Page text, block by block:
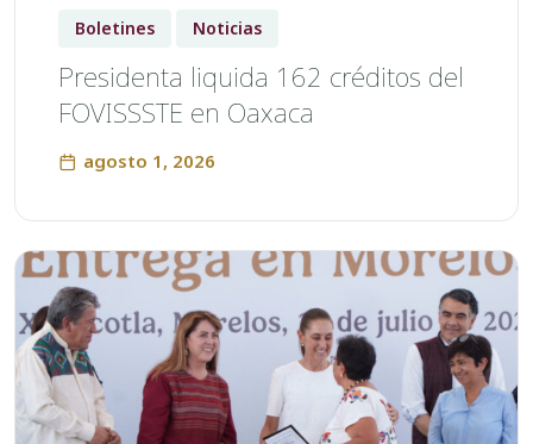
Boletines Noticias
Presidenta liquida 162 créditos del
FOVISSSTE en Oaxaca
agosto 1, 2026